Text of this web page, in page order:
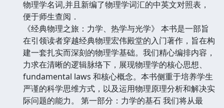
物理学名词,并且新编了物理学词汇的中英文对照表，
便于师生查阅．
《经典物理之旅：力学、热学与光学》 本书是一部旨
在引领读者穿越经典物理宏伟殿堂的入门著作，旨在构
建一套扎实而深刻的物理学基础。我们精心编排内容，
力求在清晰的逻辑脉络下，展现物理学的核心思想、
fundamental laws 和核心概念。本书侧重于培养学生
严谨的科学思维方式，以及运用物理原理分析和解决实
际问题的能力。 第一部分：力学的基石 我们将从最